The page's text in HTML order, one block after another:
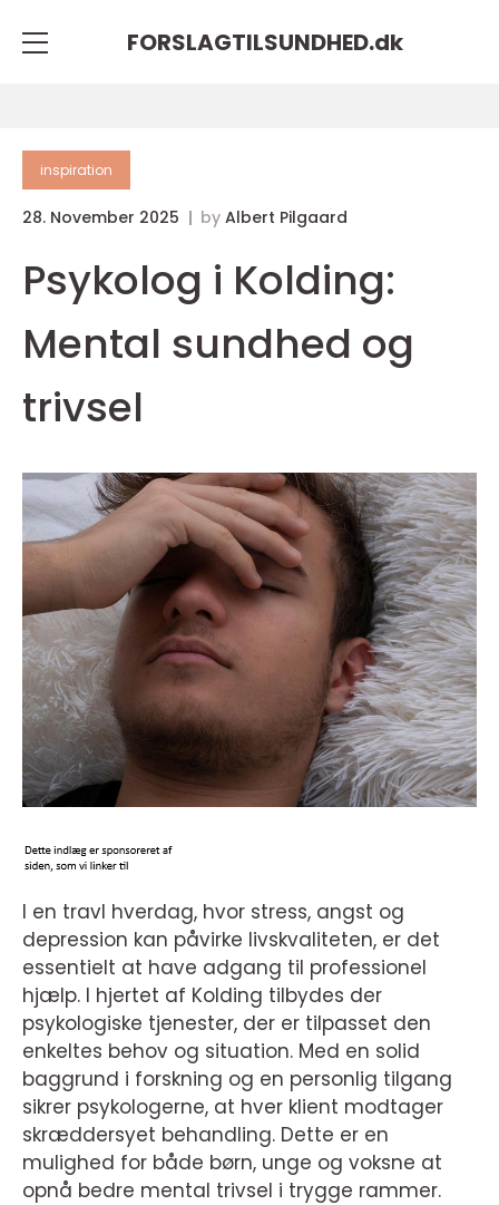
FORSLAGTILSUNDHED.dk
inspiration
28. November 2025 by Albert Pilgaard
Psykolog i Kolding:
Mental sundhed og
trivsel
I en travl hverdag, hvor stress, angst og
depression kan påvirke livskvaliteten, er det
essentielt at have adgang til professionel
hjælp. I hjertet af Kolding tilbydes der
psykologiske tjenester, der er tilpasset den
enkeltes behov og situation. Med en solid
baggrund i forskning og en personlig tilgang
sikrer psykologerne, at hver klient modtager
skræddersyet behandling. Dette er en
mulighed for både børn, unge og voksne at
opnå bedre mental trivsel i trygge rammer.